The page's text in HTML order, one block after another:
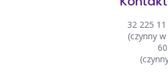
32 225
(czynny